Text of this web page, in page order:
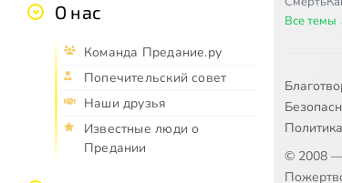
О нас
Команда Предание.ру
Попечительский совет
Наши друзья
Известные люди о
Предании
Все темы
© 2008 —